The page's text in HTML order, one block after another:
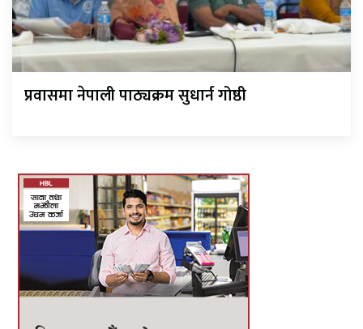
प्रवासमा नेपाली पाठ्यक्रम सुधार्न गोष्ठी